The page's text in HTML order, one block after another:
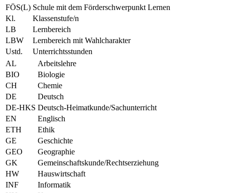
FÖS(L) Schule mit dem Förderschwerpunkt Lernen
Kl.
Klassenstufe/n
LB
Lernbereich
LBW
Lernbereich mit Wahlcharakter
Ustd.
Unterrichtsstunden
AL
Arbeitslehre
BIO
Biologie
CH
Chemie
DE
Deutsch
DE-HKS Deutsch-Heimatkunde/Sachunterricht
EN
Englisch
ETH
Ethik
GE
Geschichte
GEO
Geographie
GK
Gemeinschaftskunde/Rechtserziehung
HW
Hauswirtschaft
INF
Informatik